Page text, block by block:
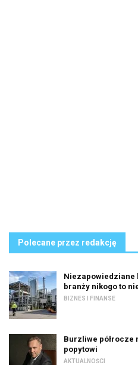
Polecane przez redakcję
Niezapowiedziane
branży nikogo to
BIZNES I FINANSE
Burzliwe półrocze
popytowi
AKTUALNOŚCI